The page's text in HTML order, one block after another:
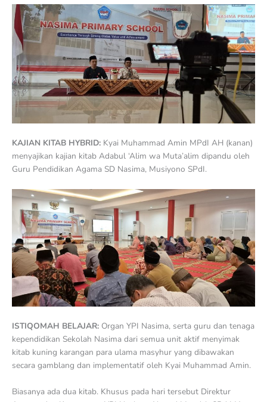
KAJIAN KITAB HYBRID: Kyai Muhammad Amin MPdI AH (kanan)
menyajikan kajian kitab Adabul ‘Alim wa Muta’alim dipandu oleh
Guru Pendidikan Agama SD Nasima, Musiyono SPdI.
ISTIQOMAH BELAJAR: Organ YPI Nasima, serta guru dan tenaga
kependidikan Sekolah Nasima dari semua unit aktif menyimak
kitab kuning karangan para ulama masyhur yang dibawakan
secara gamblang dan implementatif oleh Kyai Muhammad Amin.
Biasanya ada dua kitab. Khusus pada hari tersebut Direktur